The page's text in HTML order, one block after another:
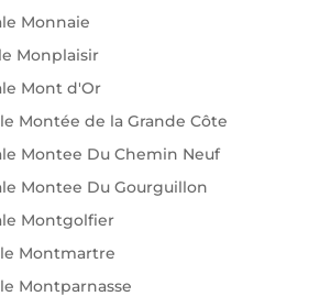
Monnaie
Monplaisir
Mont d'Or
Montée de la Grande Côte
Montee Du Chemin Neuf
Montee Du Gourguillon
Montgolfier
Montmartre
Montparnasse